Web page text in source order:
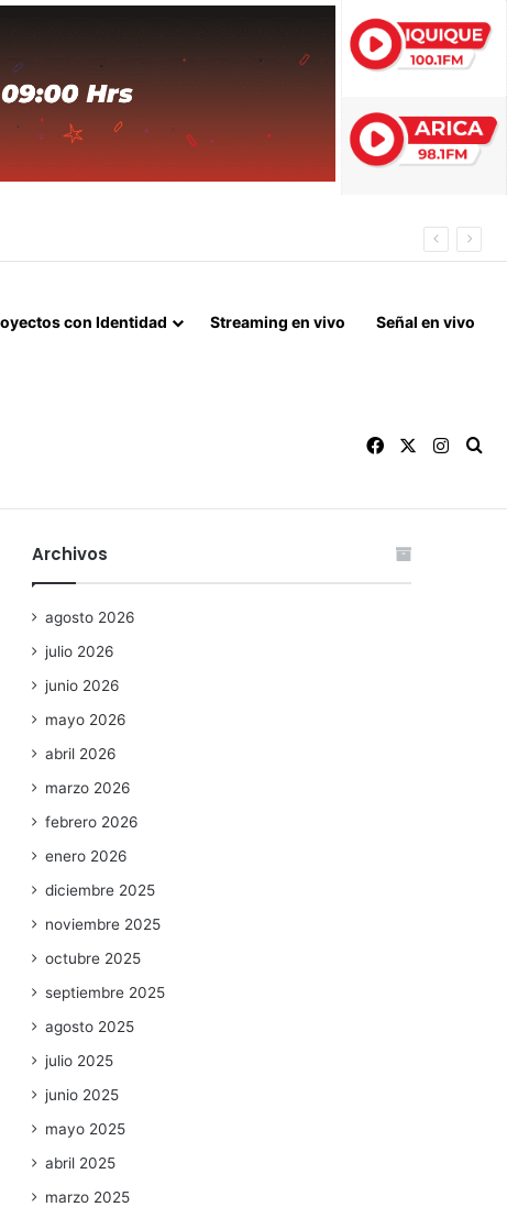
DEL BLOQUEO Y REPARACIONES DE GUERRA
con Identidad Streaming en vivo Señal en vivo
Facebook
Archivos
agosto 2026
julio 2026
junio 2026
mayo 2026
abril 2026
marzo 2026
febrero 2026
enero 2026
diciembre 2025
noviembre 2025
octubre 2025
septiembre 2025
agosto 2025
julio 2025
junio 2025
mayo 2025
abril 2025
marzo 2025